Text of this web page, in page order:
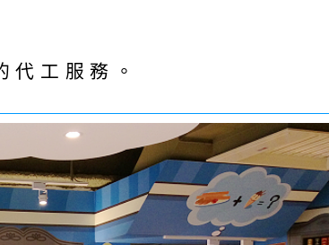
代工服務。